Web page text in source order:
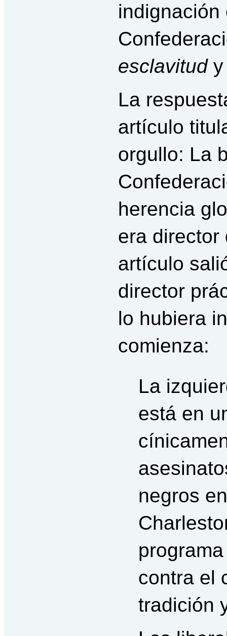
indignación
esclavitudy
La
artículo
orgullo: La
herencia
era director
artículo
director
lo hubiera
comienza:
La
está en
negros
contra el
tradición